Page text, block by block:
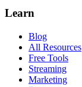
Learn
Blog
All Resources
Free Tools
Streaming
Marketing